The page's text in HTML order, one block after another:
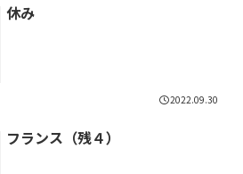
休み
2022.09.30
フランス（残４）